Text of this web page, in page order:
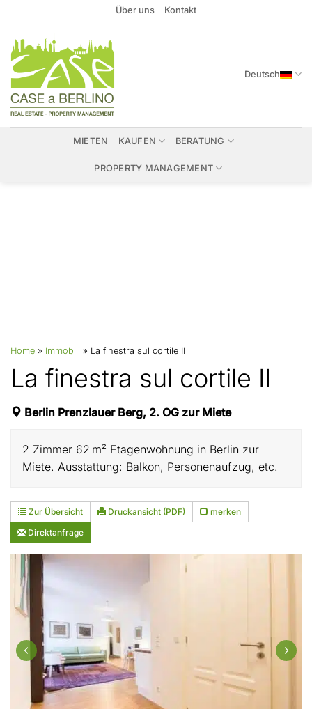
springen
Über uns Kontakt
Deutsch
MIETEN KAUFEN BERATUNG
PROPERTY MANAGEMENT
Home » Immobili » La finestra sul cortile II
La finestra sul cortile II
Berlin Prenzlauer Berg, 2. OG zur Miete
2 Zimmer 62 m² Etagenwohnung in Berlin zur
Miete. Ausstattung: Balkon, Personenaufzug, etc.
Zur Übersicht Druckansicht (PDF)
merken
Direktanfrage